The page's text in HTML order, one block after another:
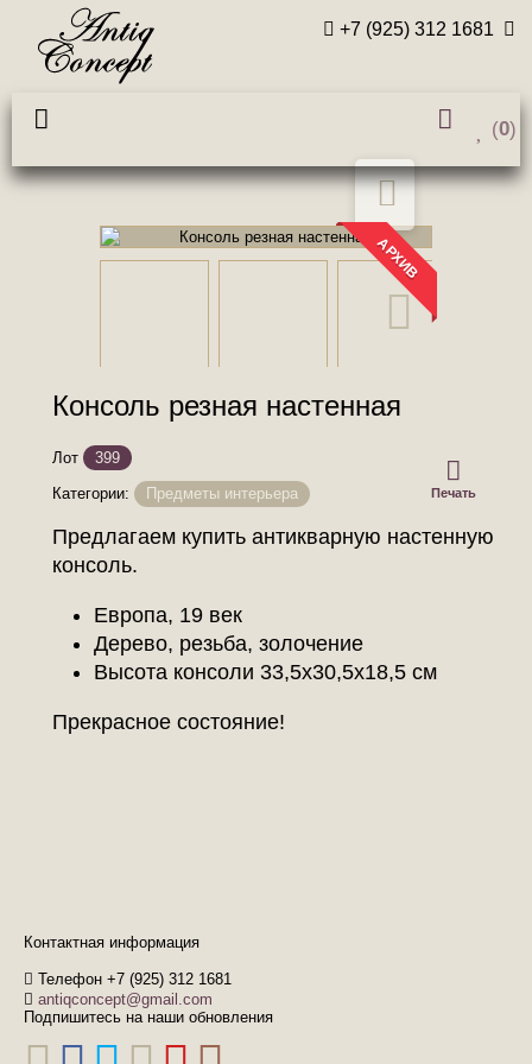
+7 (925) 312 1681
(0)
АРХИВ
Консоль резная настенная
Печать
Лот
399
Категории:
Предметы интерьера
Предлагаем купить антикварную настенную
консоль.
Европа, 19 век
Дерево, резьба, золочение
Высота консоли 33,5х30,5х18,5 см
Прекрасное состояние!
Контактная информация
Телефон +7 (925) 312 1681
antiqconcept@gmail.com
Подпишитесь на наши обновления